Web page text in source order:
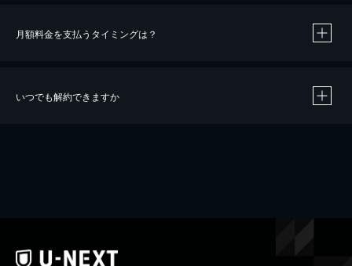
※40％ポイント還元の対象は、クレジットカード決済による作品の購入 / レンタルです。
月額料金を支払うタイミングは？
いつでも解約できますか